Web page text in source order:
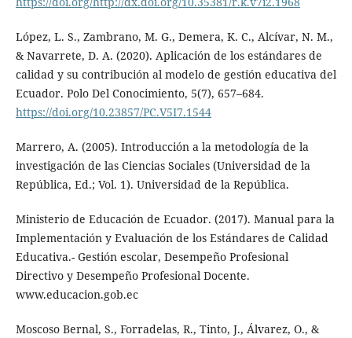
López, L. S., Zambrano, M. G., Demera, K. C., Alcívar, N. M.,
& Navarrete, D. A. (2020). Aplicación de los estándares de
calidad y su contribución al modelo de gestión educativa del
Ecuador. Polo Del Conocimiento, 5(7), 657–684.
https://doi.org/10.23857/PC.V5I7.1544
Marrero, A. (2005). Introducción a la metodología de la
investigación de las Ciencias Sociales (Universidad de la
República, Ed.; Vol. 1). Universidad de la República.
Ministerio de Educación de Ecuador. (2017). Manual para la
Implementación y Evaluación de los Estándares de Calidad
Educativa.- Gestión escolar, Desempeño Profesional
Directivo y Desempeño Profesional Docente.
www.educacion.gob.ec
Moscoso Bernal, S., Forradelas, R., Tinto, J., Álvarez, O., &